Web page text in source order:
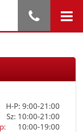
H-P: 9:00-21:00
Sz: 10:00-21:00
10:00-19:00